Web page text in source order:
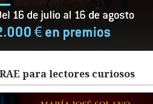
para lectores curiosos